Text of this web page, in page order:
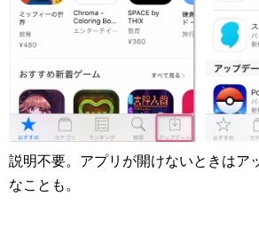
説明不要。アプリが開けないときはア
なことも。